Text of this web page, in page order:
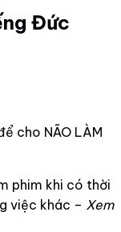
Đức
cho NÃO LÀM
phim khi có thời
việc khác – Xem